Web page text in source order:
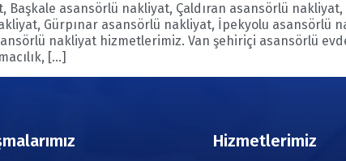
Başkale asansörlü nakliyat, Çaldıran asansörlü
Gürpınar asansörlü nakliyat, İpekyolu asansörlü
nakliyat hizmetlerimiz. Van şehiriçi asansörlü
[…]
Hizmetlerimiz